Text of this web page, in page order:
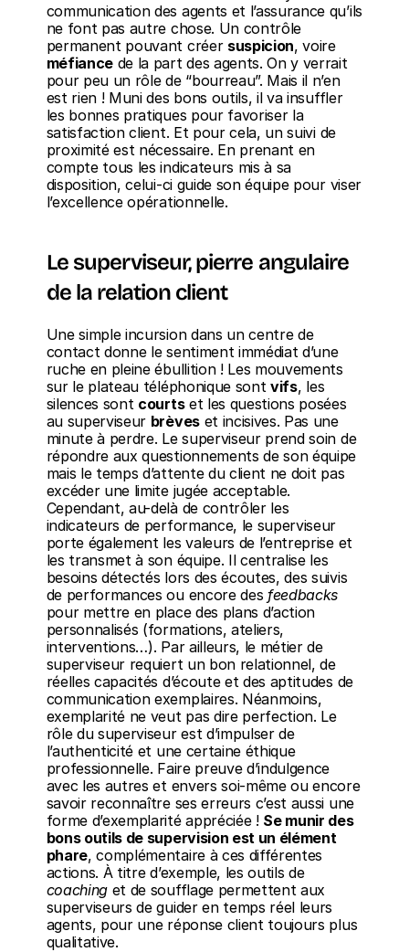
communication des agents et l’assurance qu’ils
ne font pas autre chose. Un contrôle
permanent pouvant créer suspicion
, voire
méfiance de la part des agents. On y verrait
pour peu un rôle de “bourreau”. Mais il n’en
est rien ! Muni des bons outils, il va insuffler
les bonnes pratiques pour favoriser la
satisfaction client. Et pour cela, un suivi de
proximité est nécessaire. En prenant en
compte tous les indicateurs mis à sa
disposition, celui-ci guide son équipe pour viser
l’excellence opérationnelle.
Le superviseur, pierre angulaire
de la relation client
Une simple incursion dans un centre de
contact donne le sentiment immédiat d’une
ruche en pleine ébullition ! Les mouvements
sur le plateau téléphonique sont vifs, les
silences sont courts et les questions posées
au superviseur brèves et incisives. Pas une
minute à perdre. Le superviseur prend soin de
répondre aux questionnements de son équipe
mais le temps d’attente du client ne doit pas
excéder une limite jugée acceptable.
Cependant, au-delà de contrôler les
indicateurs de performance, le superviseur
porte également les valeurs de l’entreprise et
les transmet à son équipe. Il centralise les
besoins détectés lors des écoutes, des suivis
de performances ou encore des feedbacks
pour mettre en place des plans d’action
personnalisés (formations, ateliers,
interventions…). Par ailleurs, le métier de
superviseur requiert un bon relationnel, de
réelles capacités d’écoute et des aptitudes de
communication exemplaires. Néanmoins,
exemplarité ne veut pas dire perfection. Le
rôle du superviseur est d’impulser de
l’authenticité et une certaine éthique
professionnelle. Faire preuve d’indulgence
avec les autres et envers soi-même ou encore
savoir reconnaître ses erreurs c’est aussi une
forme d’exemplarité appréciée ! Se munir des
bons outils de supervision est un élément
phare, complémentaire à ces différentes
actions. À titre d’exemple, les outils de
coaching et de soufflage permettent aux
superviseurs de guider en temps réel leurs
agents, pour une réponse client toujours plus
qualitative.